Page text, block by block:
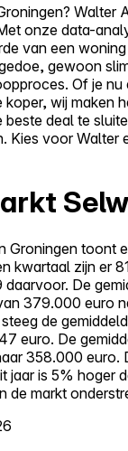
Walter
onze data-
van een
gewoon
Of je
wij maken
beste deal te
Kies voor Walter
Groningen toont
kwartaal zijn er
De
379.000 euro
de
euro. De
358.000 euro.
jaar is 5% hoger
de markt